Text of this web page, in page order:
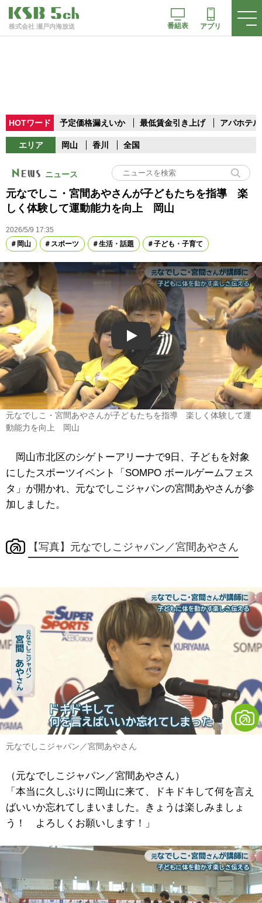
株式会社 瀬戸内海放送 番組表 アプリ
HOTワード 予定価格漏えいか 最低賃金引き上げ アパホテル
エリア 岡山 香川 全国
ニュース
元なでしこ・宮間あやさんが子どもたちを指導 楽
しく体験して運動能力を向上 岡山
2026/5/9 17:35
岡山
スポーツ 生活・話題 子ども・子育て
Play
元なでしこ・宮間あやさんが子どもたちを指導 楽しく体験して運
動能力を向上 岡山
岡山市北区のシゲトーアリーナで9日、子どもを対象
にしたスポーツイベント「SOMPO ボールゲームフェス
タ」が開かれ、元なでしこジャパンの宮間あやさんが参
加しました。
【写真】元なでしこジャパン／宮間あやさん
元なでしこジャパン／宮間あやさん
（元なでしこジャパン／宮間あやさん）
「本当に久しぶりに岡山に来て、ドキドキして何を言え
ばいいか忘れてしまいました。きょうは楽しみましょ
う！ よろしくお願いします！」